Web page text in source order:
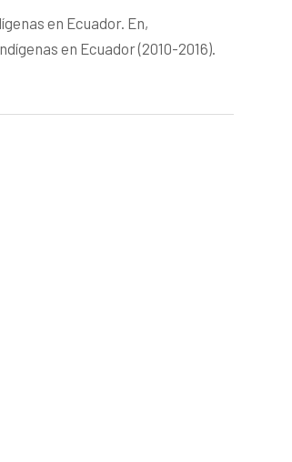
en Ecuador. En,
en Ecuador (2010-2016).